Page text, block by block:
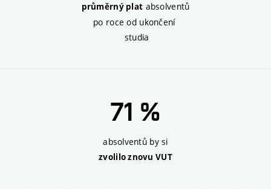
průměrný plat absolventů
po roce od ukončení
studia
71 %
absolventů by si
zvolilo znovu VUT